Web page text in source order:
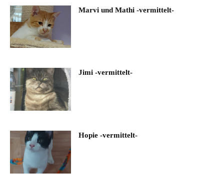
Marvi und Mathi -vermittelt-
Jimi -vermittelt-
Hopie -vermittelt-